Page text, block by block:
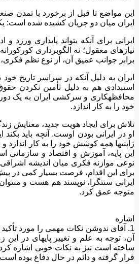
این مواضع تا قبل از برخورد با تمدن
ایران میان دو جریان کشیده شده است:
ایرانى براى آنکه بتواند پایدارى ورزد
نیازهاى معقول؛ نه الگوبردارى
برابر جوانب عمیق آن، از نوع نظم
ایران به دلیل آنکه در سراسر تاریخ
استبدادى هم به دلیل تأمین نکردن
محافظه‏کارى و سرکشى ایران به یک
خود را به کار اندازد.
تلاش براى ایجاد هویت جدید، معنایش
او در ایرانى بودن اوست. آنچه باید
ژاپنى‏ها همه کوشش خود را به کار اندازد
این پایه، آموزش و اقتصاد و سازمانى
نوعى موازنه فکرى میان اندیشه
براى این اقدام، فرصت بسیار کمى در
ایرانى سنت‏گرا، نوپسند هم هست و
متوجه عمق کرد.
اشاره‏
1. آقاى ندوشن نکات مهمى را مورد تأکید
آن، توجه به علم و تغییر پایه‏اى در
ساخته است نیز به نکات خوبى اشاره
قرار گرفته و دائم در حال دفاع بوده